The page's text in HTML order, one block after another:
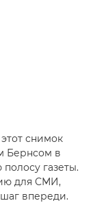
снимок
Бернсом в
газеты.
для СМИ,
впереди.